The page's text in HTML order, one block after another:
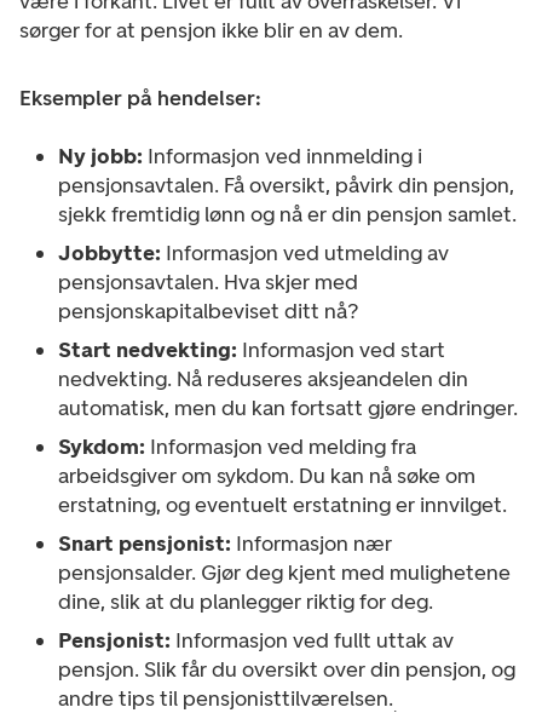
sørger for at pensjon ikke blir en av dem.
Eksempler på hendelser:
Ny jobb: Informasjon ved innmelding i
pensjonsavtalen. Få oversikt, påvirk din pensjon,
sjekk fremtidig lønn og nå er din pensjon samlet.
Jobbytte: Informasjon ved utmelding av
pensjonsavtalen. Hva skjer med
pensjonskapitalbeviset ditt nå?
Start nedvekting: Informasjon ved start
nedvekting. Nå reduseres aksjeandelen din
automatisk, men du kan fortsatt gjøre endringer.
Sykdom: Informasjon ved melding fra
arbeidsgiver om sykdom. Du kan nå søke om
erstatning, og eventuelt erstatning er innvilget.
Snart pensjonist: Informasjon nær
pensjonsalder. Gjør deg kjent med mulighetene
dine, slik at du planlegger riktig for deg.
Pensjonist: Informasjon ved fullt uttak av
pensjon. Slik får du oversikt over din pensjon, og
andre tips til pensjonisttilværelsen.